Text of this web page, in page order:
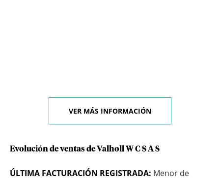
VER MÁS INFORMACIÓN
Evolución de ventas de Valholl W C S A S
ÚLTIMA FACTURACIÓN REGISTRADA: Menor de